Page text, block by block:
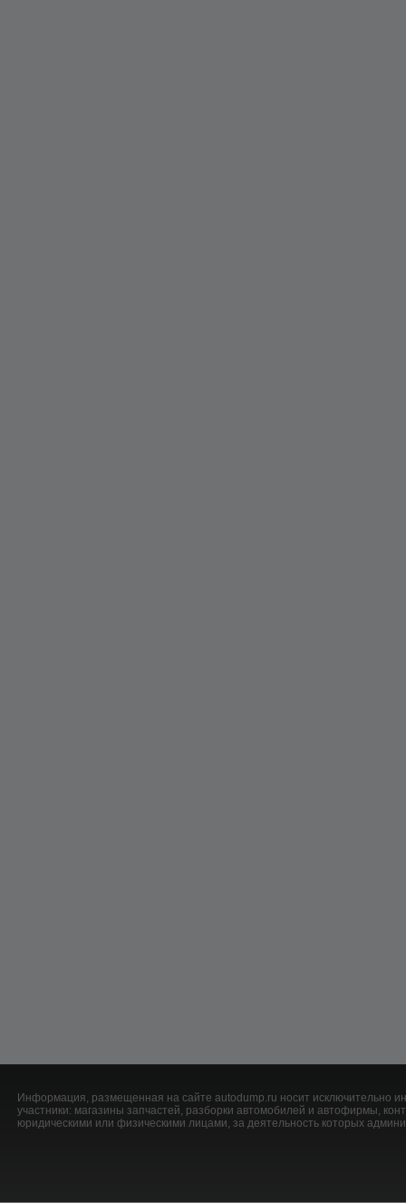
Информация, размещенная на сайте autodump.ru носит исключительно
участники: магазины запчастей, разборки автомобилей и автофирмы,
юридическими или физическими лицами, за деятельность которых